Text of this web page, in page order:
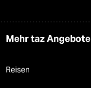
Mehr taz Angebote
Reisen